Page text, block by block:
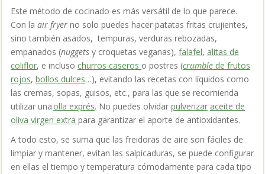
Este método de cocinado es más versátil de lo que parece.
Con la air fryer no solo puedes hacer patatas fritas crujientes,
sino también asados, tempuras, verduras rebozadas,
empanados (nuggets y croquetas veganas), falafel, alitas de
coliflor, e incluso churros caseros o postres (crumble de frutos
rojos, bollos dulces…), evitando las recetas con líquidos como
las cremas, sopas, guisos, etc., para las que se recomienda
utilizar una olla exprés. No puedes olvidar pulverizar aceite de
oliva virgen extra para garantizar el aporte de antioxidantes.
A todo esto, se suma que las freidoras de aire son fáciles de
limpiar y mantener, evitan las salpicaduras, se puede configurar
en ellas el tiempo y temperatura cómodamente para cada tipo